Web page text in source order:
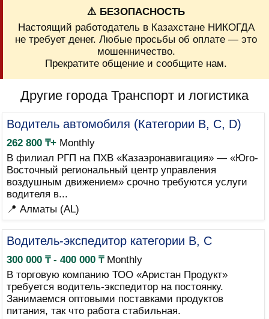
⚠️ БЕЗОПАСНОСТЬ
Настоящий работодатель в Казахстане НИКОГДА
не требует денег. Любые просьбы об оплате — это
мошенничество.
Прекратите общение и сообщите нам.
Другие города Транспорт и логистика
Водитель автомобиля (Категории B, C, D)
262 800 ₸+Monthly
В филиал РГП на ПХВ «Казаэронавигация» — «Юго-
Восточный региональный центр управления
воздушным движением» срочно требуются услуги
водителя в...
📍 Алматы (AL)
Водитель-экспедитор категории B, C
300 000 ₸ - 400 000 ₸Monthly
В торговую компанию ТОО «Аристан Продукт»
требуется водитель-экспедитор на постоянку.
Занимаемся оптовыми поставками продуктов
питания, так что работа стабильная.